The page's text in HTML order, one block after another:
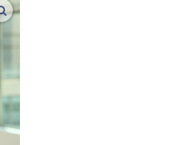
open modal